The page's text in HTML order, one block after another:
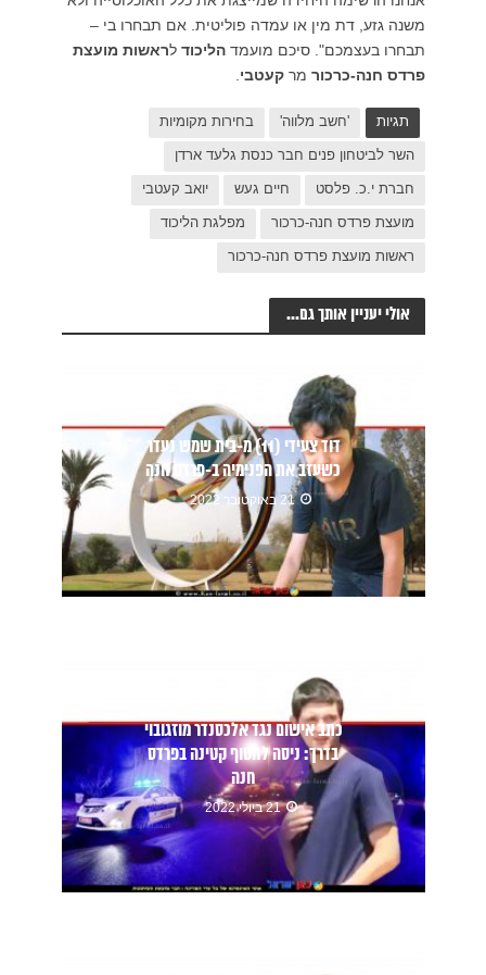
משנה גזע, דת מין או עמדה פוליטית. אם תבחרו בי –
תבחרו בעצמכם". סיכם מועמדהליכוד לראשות מועצת
פרדס חנה-כרכור מרקעטבי
תגיות 'חשב מלווה' בחירות מקומיות
השר לביטחון פנים חבר כנסת גלעד ארדן
חברת י.כ. פלסט חיים געש יואב קעטבי
מועצת פרדס חנה-כרכור מפלגת הליכוד
ראשות מועצת פרדס חנה-כרכור
אולי יעניין אותך גם...
דוד צעידי (11) מ-בית שמש נעדר
כשעזב את הפנימיה ב-פרדס חנה
21 באוקטובר 2022
כתב אישום נגד אלכסנדר מוזגובוי
בדרך: ניסה לחטוף קטינה בפרדס
חנה
21 ביולי 2022